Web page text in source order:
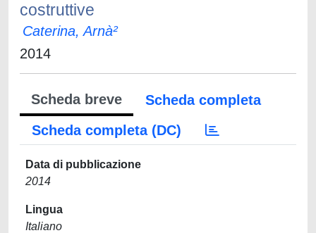
costruttive
Caterina, Arnà²
2014
Scheda breve
Scheda completa
Scheda completa (DC)
Data di pubblicazione
2014
Lingua
Italiano